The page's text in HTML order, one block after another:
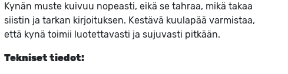
Kynän muste kuivuu nopeasti, eikä se tahraa, mikä takaa
siistin ja tarkan kirjoituksen. Kestävä kuulapää varmistaa,
että kynä toimii luotettavasti ja sujuvasti pitkään.
Tekniset tiedot: